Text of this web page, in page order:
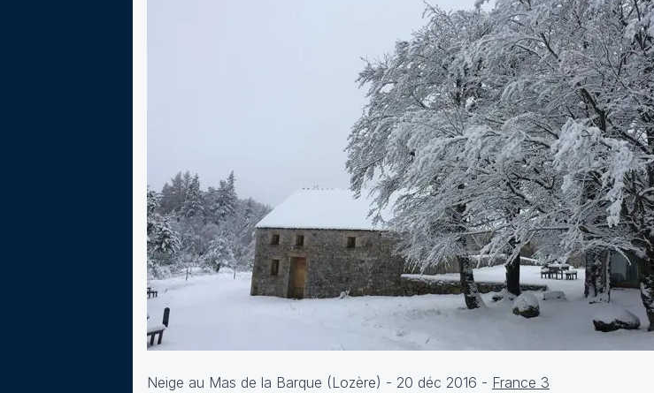
Neige au Mas de la Barque (Lozère) - 20 déc 2016 - France 3